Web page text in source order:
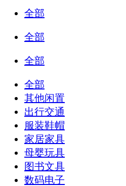
全部
全部
全部
全部
其他闲置
出行交通
服装鞋帽
家居家具
母婴玩具
图书文具
数码电子